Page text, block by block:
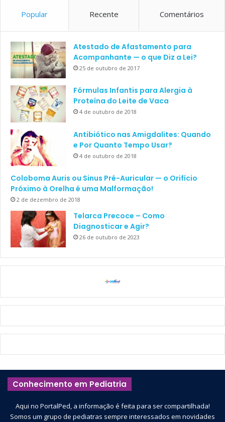
Popular Recente Comentários
Atestado de Afastamento para
Acompanhante — o que Diz a Lei?
25 de outubro de 2017
Fórmulas Infantis para Alergia à
Proteína do Leite de Vaca
4 de outubro de 2018
Antibiótico nas Amigdalites: Quando
e Por Quanto Tempo Usar?
4 de outubro de 2018
Coloboma Auris ou Sinus Pré-Auricular — o Orifício
Próximo à Orelha é uma Malformação!
2 de dezembro de 2018
Telarca Precoce – Como
Diagnosticar e Agir?
26 de outubro de 2023
Conhecimento em Pediatria
Aqui no PortalPed, a informação é feita para ser compartilhada!
Somos um grupo de pediatras sempre interessados em novidades